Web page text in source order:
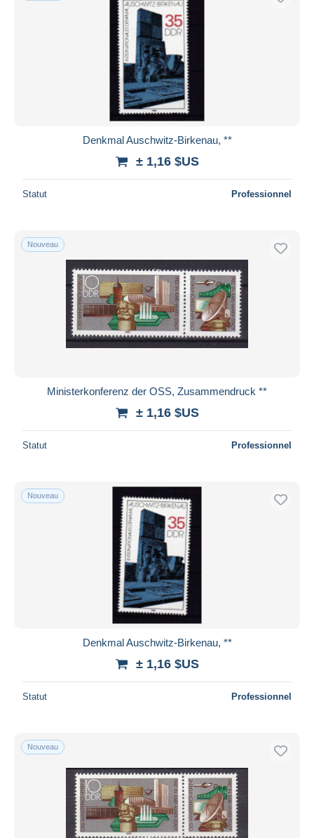
Denkmal Auschwitz-Birkenau, **
± 1,16 $US
Statut Professionnel
Nouveau
Ministerkonferenz der OSS, Zusammendruck **
± 1,16 $US
Statut Professionnel
Nouveau
Denkmal Auschwitz-Birkenau, **
± 1,16 $US
Statut Professionnel
Nouveau